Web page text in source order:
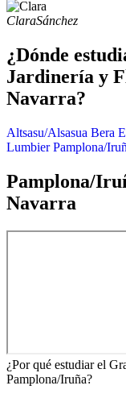
ClaraSánchez
¿Dónde
Jardinería y
Navarra?
Altsasu/Alsasua Bera
Lumbier Pamplona/
Pamplona/
Navarra
¿Por qué estudiar el
Pamplona/Iruña?